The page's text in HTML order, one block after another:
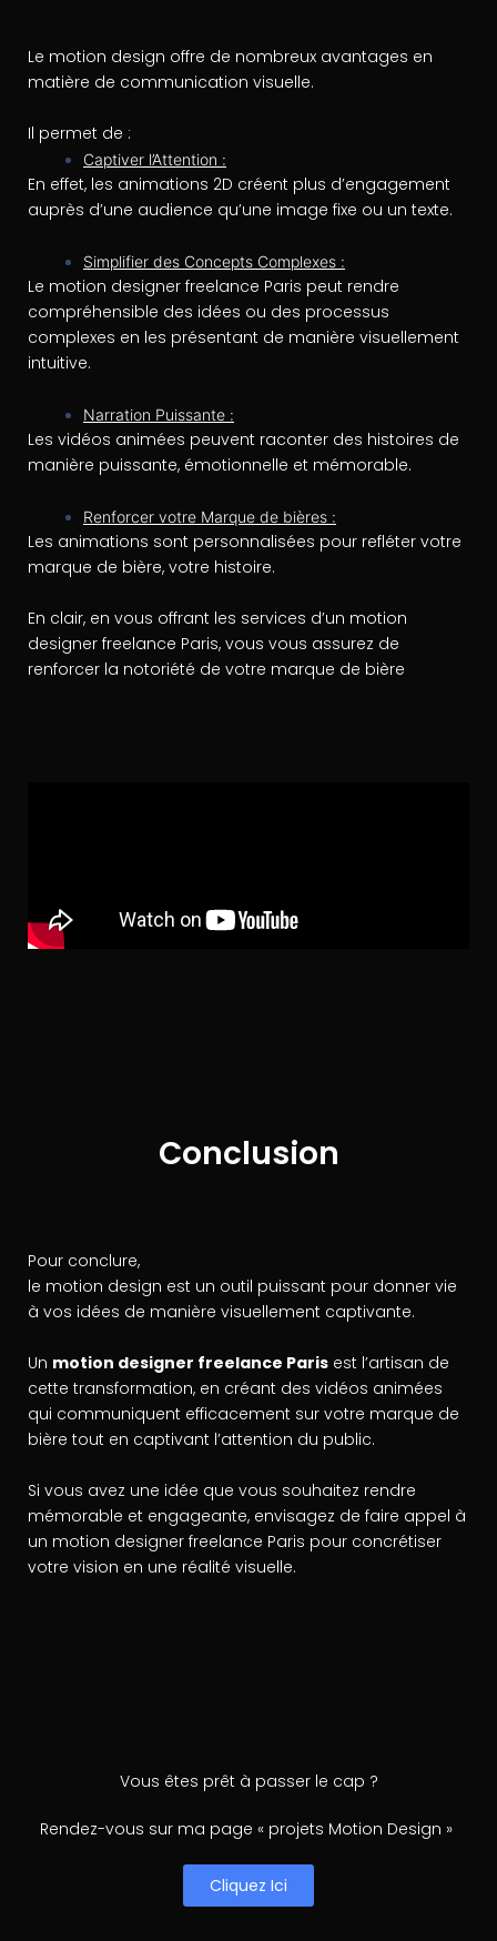
Le motion design offre de nombreux avantages en
matière de communication visuelle.
Il permet de :
Captiver l’Attention :
En effet, les animations 2D créent plus d’engagement
auprès d’une audience qu’une image fixe ou un texte.
Simplifier des Concepts Complexes :
Le motion designer freelance Paris peut rendre
compréhensible des idées ou des processus
complexes en les présentant de manière visuellement
intuitive.
Narration Puissante :
Les vidéos animées peuvent raconter des histoires de
manière puissante, émotionnelle et mémorable.
Renforcer votre Marque de bières :
Les animations sont personnalisées pour refléter votre
marque de bière, votre histoire.
En clair, en vous offrant les services d’un motion
designer freelance Paris, vous vous assurez de
renforcer la notoriété de votre marque de bière
Conclusion
Pour conclure,
le motion design est un outil puissant pour donner vie
à vos idées de manière visuellement captivante.
Un motion designer freelance Paris est l’artisan de
cette transformation, en créant des vidéos animées
qui communiquent efficacement sur votre marque de
bière tout en captivant l’attention du public.
Si vous avez une idée que vous souhaitez rendre
mémorable et engageante, envisagez de faire appel à
un motion designer freelance Paris pour concrétiser
votre vision en une réalité visuelle.
Vous êtes prêt à passer le cap ?
Rendez-vous sur ma page « projets Motion Design »
Cliquez Ici